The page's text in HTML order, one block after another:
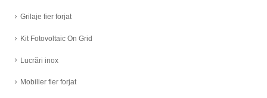
Grilaje fier forjat
Kit Fotovoltaic On Grid
Lucrări inox
Mobilier fier forjat